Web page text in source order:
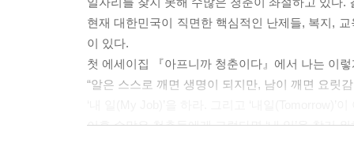
현재 대한민국이 직면한 핵심적인 난제들, 복지,
이 있다.
첫 에세이집 『아프니까 청춘이다』에서 나는 이
“알은 스스로 깨면 생명이 되지만, 남이 깨면 요릿
이후 수많은 청춘들에게 그렇다면 ‘내 일’을 찾기